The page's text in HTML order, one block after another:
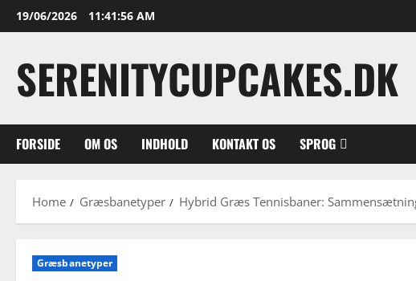
Skip
to
19/06/2026 11:41:57 AM
SERENITYCUPCAKES.DK
FORSIDE OM OS INDHOLD KONTAKT OS SPROG
Home Græsbanetyper Hybrid Græs Tennisbaner:
Græsbanetyper